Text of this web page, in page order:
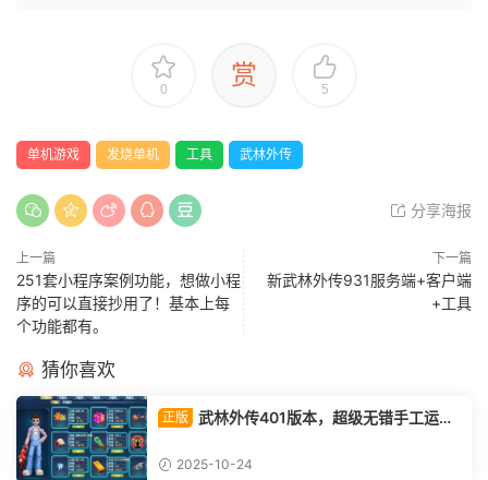
0 赏 5
单机游戏 发烧单机 工具 武林外传
分享海报
上一篇
251套小程序案例功能，想做小程
序的可以直接抄用了！基本上每
个功能都有。
下一篇
新武林外传931服务端+客户端
+工具
猜你喜欢
正版
武林外传401版本，超级无错手工运营
2025-10-24